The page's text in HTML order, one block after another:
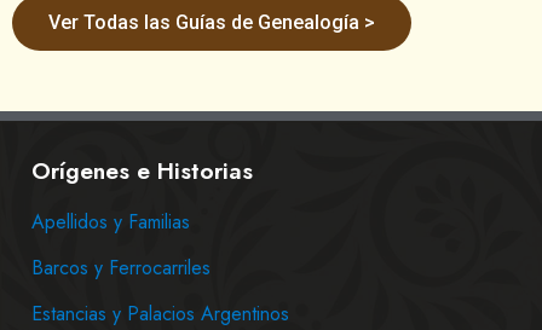
Ver Todas las Guías de Genealogía >
Orígenes e Historias
Apellidos y Familias
Barcos y Ferrocarriles
Estancias y Palacios Argentinos